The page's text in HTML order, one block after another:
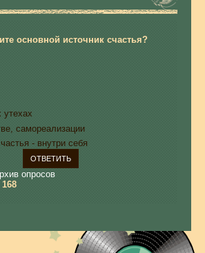
основной источник счастья?
утехах
самореализации
- внутри себя
опросов
168